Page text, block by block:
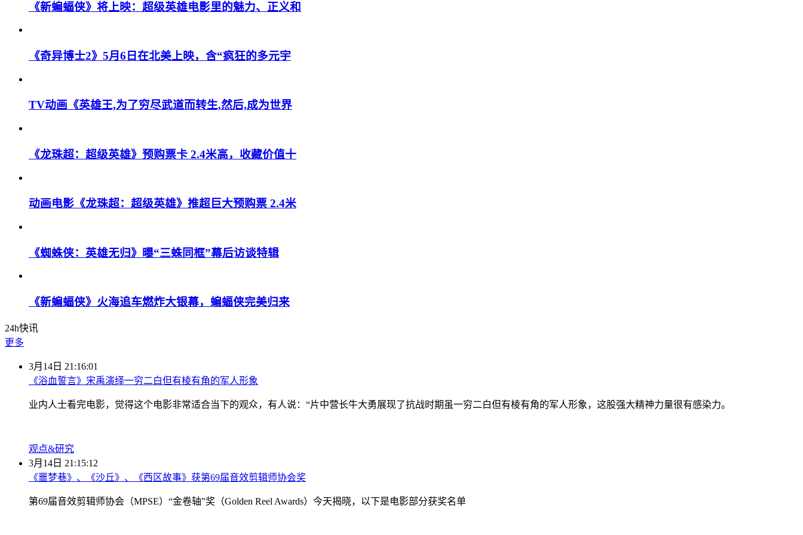
《新蝙蝠侠》将上映：超级英雄电影里的魅力、正义和
《奇异博士2》5月6日在北美上映，含“疯狂的多元宇
TV动画《英雄王,为了穷尽武道而转生,然后,成为世界
《龙珠超：超级英雄》预购票卡 2.4米高，收藏价值十
动画电影《龙珠超：超级英雄》推超巨大预购票 2.4米
《蜘蛛侠：英雄无归》曝“三蛛同框”幕后访谈特辑
《新蝙蝠侠》火海追车燃炸大银幕，蝙蝠侠完美归来
24h快讯
更多
3月14日 21:16:01
《浴血誓言》宋禹演绎一穷二白但有棱有角的军人形象
业内人士看完电影，觉得这个电影非常适合当下的观众，有人说：“片中营长牛大勇展现了抗战时期虽一穷二白但有棱有角的军人形象，这股强大精神力量很有感染力。
观点&研究
3月14日 21:15:12
《噩梦巷》、《沙丘》、《西区故事》获第69届音效剪辑师协会奖
第69届音效剪辑师协会（MPSE）“金卷轴”奖（Golden Reel Awards）今天揭晓，以下是电影部分获奖名单